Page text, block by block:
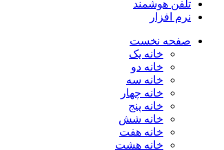
تلفن هوشمند
نرم افزار
صفحه نخست
خانه یک
خانه دو
خانه سه
خانه چهار
خانه پنج
خانه شش
خانه هفت
خانه هشت